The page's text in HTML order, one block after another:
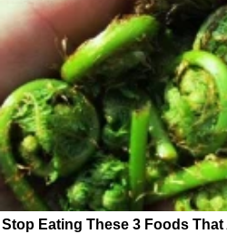
Stop Eating These 3 Foods